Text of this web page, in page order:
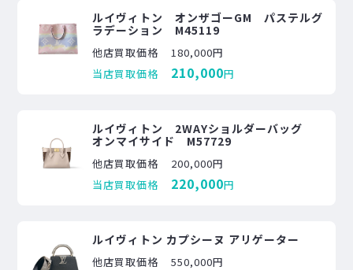
ルイヴィトン オンザゴーGM パステルグ
ラデーション M45119
他店買取価格
180,000円
当店買取価格
210,000円
ルイヴィトン 2WAYショルダーバッグ
オンマイサイド M57729
他店買取価格
200,000円
当店買取価格
220,000円
ルイヴィトン カプシーヌ アリゲーター
他店買取価格
550,000円